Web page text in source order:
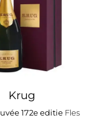
Krug
172e editieFles